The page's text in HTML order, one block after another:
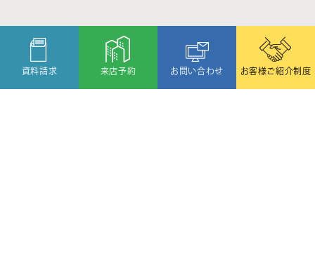
資料請求 来店予約 お問い合わせ お客様ご紹介制度